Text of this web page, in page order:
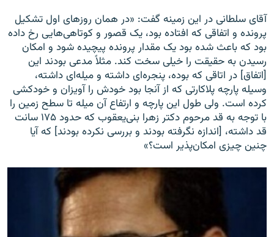
آقای سلطانی در این زمینه گفت: «در همان روزهای اول تشکیل
پرونده و اتفاقی که افتاده بود، یک قصور و کوتاهی‌هایی رخ داده
بود که باعث شده بود یک مقدار پرونده پیچیده شود و امکان
رسیدن به حقیقت را خیلی سخت کند. مثلاً مدعی بودند این
[اتفاق] در اتاقی که بوده، پنجره‌ای داشته و میله‌ای داشته،
وسیله پارچه پلاکارتی که از آنجا بود خودش را آویزان و خودکشی
کرده است. ولی طول این پارچه و ارتفاع آن میله تا سطح زمین را
با توجه به قد مرحوم دکتر زهرا بنی‌یعقوب که حدود ۱۷۵ سانت
قد داشته، [اندازه نگرفته بودند و بررسی نکرده بودند] که آیا
چنین چیزی امکان‌پذیر است؟»